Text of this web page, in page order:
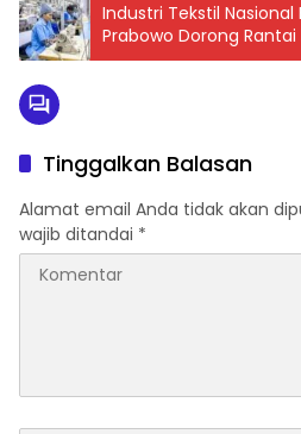
Industri Tekstil Nasional
Prabowo Dorong Rantai
Persaingan Global
Tinggalkan Balasan
Alamat email Anda tidak akan
wajib ditandai *